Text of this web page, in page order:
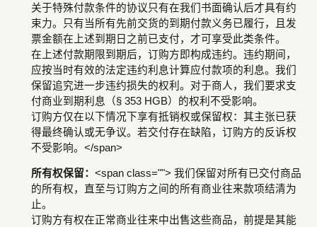
关于特殊付款条件的协议只有在我们书面确认后才具有约
束力。只有当所有先前交货的到期付款义务已履行，且发
票金额在上述到期日之前已支付，才可享受此类条件。
在上述付款期限到期后，订购方即构成违约。违约期间，
应按当时有效的法定违约利息计算应付款项的利息。我们
保留追究进一步违约损失的权利。对于商人，我们要求支
付商业到期利息（§ 353 HGB）的权利不受影响。
订购方仅在以下情况下享有抵销权或保留权：其主张已获
得最终确认或无争议。若交付存在缺陷，订购方的反诉权
不受影响。</span>
所有权保留：<span class=""> 我们保留对所有已交付商品
的所有权，直至与订购方之间的所有商业往来款项结清为
止。
订购方有权在正常商业往来中出售这些商品，前提是其能